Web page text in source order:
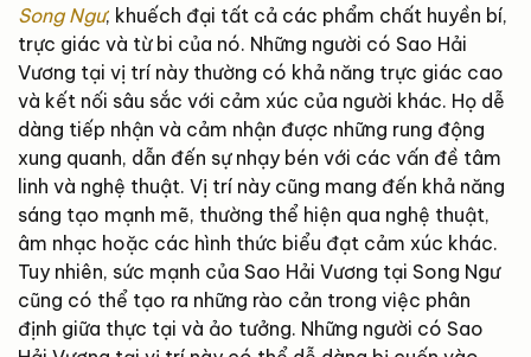
Song Ngư, khuếch đại tất cả các phẩm chất huyền bí,
trực giác và từ bi của nó. Những người có Sao Hải
Vương tại vị trí này thường có khả năng trực giác cao
và kết nối sâu sắc với cảm xúc của người khác. Họ dễ
dàng tiếp nhận và cảm nhận được những rung động
xung quanh, dẫn đến sự nhạy bén với các vấn đề tâm
linh và nghệ thuật. Vị trí này cũng mang đến khả năng
sáng tạo mạnh mẽ, thường thể hiện qua nghệ thuật,
âm nhạc hoặc các hình thức biểu đạt cảm xúc khác.
Tuy nhiên, sức mạnh của Sao Hải Vương tại Song Ngư
cũng có thể tạo ra những rào cản trong việc phân
định giữa thực tại và ảo tưởng. Những người có Sao